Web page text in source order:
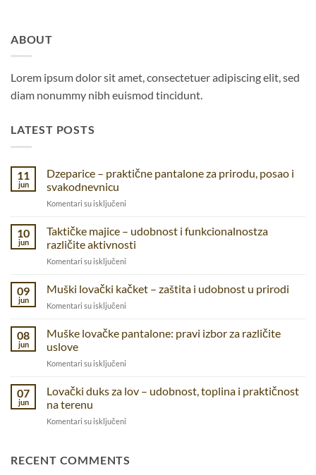
ABOUT
Lorem ipsum dolor sit amet, consectetuer adipiscing elit, sed
diam nonummy nibh euismod tincidunt.
LATEST POSTS
11
jun
Dzeparice – praktične pantalone za prirodu, posao i
svakodnevnicu
Komentari su isključeni
praktične
pantalone
posao
10
jun
Taktičke majice – udobnost i funkcionalnostza
različite aktivnosti
Komentari su isključeni
majice
–
funkcionalnostza
09
jun
Muški lovački kačket – zaštita i udobnost u prirodi
Komentari su isključeni
lovački
kačket
udobnost
08
jun
Muške lovačke pantalone: pravi izbor za različite
uslove
Komentari su isključeni
lovačke
pantalone:
uslove
07
jun
Lovački duks za lov – udobnost, toplina i praktičnost
na terenu
Komentari su isključeni
za
RECENT COMMENTS